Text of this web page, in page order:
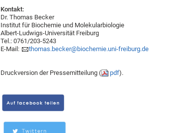
Kontakt:
Dr. Thomas Becker
Institut für Biochemie und Molekularbiologie
Albert-Ludwigs-Universität Freiburg
Tel.: 0761/203-5243
E-Mail:
thomas.becker@biochemie.uni-freiburg.de
Druckversion der Pressemitteilung ( pdf).